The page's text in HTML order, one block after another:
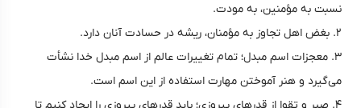
نسبت به مؤمنین، به مودت.
۲. بغض اهل تجاوز به مؤمنان، ریشه در حسادت آنان دارد.
۳. معجزات اسم مبدل؛ تمام تغییرات عالم از اسم مبدل خدا نشأت
می‌گیرد و هنر آموختن مهارت استفاده از این اسم است.
۴. صبر و تقوا از قدرهای پیروزی؛ باید قدرهای پیروزی را ایجاد کنیم تا